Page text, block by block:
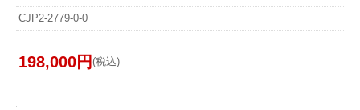
CJP2-2779-0-0
198,000円 (税込)